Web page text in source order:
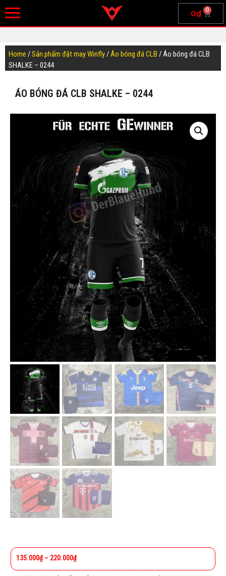
0₫ 0
Home /Sản phẩm đặt may Winfly/Áo bóng đá CLB / Áo bóng đá CLB
SHALKE – 0244
ÁO BÓNG ĐÁ CLB SHALKE – 0244
135.000₫ – 220.000₫